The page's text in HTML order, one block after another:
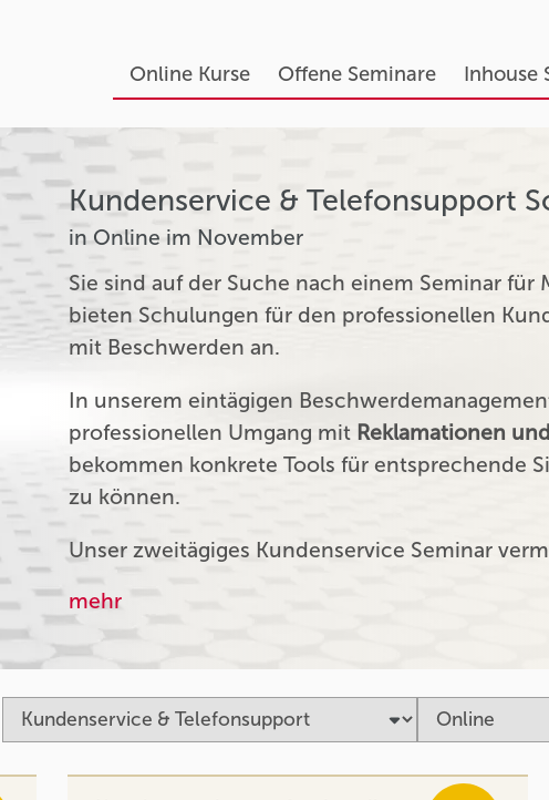
Online Kurse Offene Seminare Inhouse
Kundenservice & Telefonsupport
in Online im November
Sie sind auf der Suche nach einem Seminar
bieten Schulungen für den professionellen
mit Beschwerden an.
In unserem eintägigen
professionellen Umgang mit Reklamationen
bekommen konkrete Tools für entsprechende
zu können.
Unser zweitägiges Kundenservice Seminar
mehr